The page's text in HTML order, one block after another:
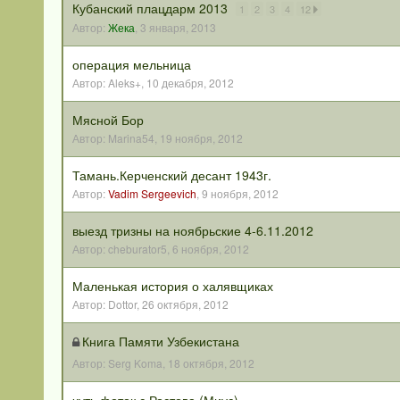
Кубанский плацдарм 2013 1 2 3 4 12
Автор: Жека, 3 января, 2013
операция мельница
Автор:Aleks+, 10 декабря, 2012
Мясной Бор
Автор: Marina54, 19 ноября, 2012
Тамань.Керченский десант 1943г.
Автор:Vadim Sergeevich,9 ноября, 2012
выезд тризны на ноябрьские 4-6.11.2012
Автор: cheburator5, 6 ноября, 2012
Маленькая история о халявщиках
Автор: Dottor,26 октября, 2012
Книга Памяти Узбекистана
Автор: Serg Koma, 18 октября, 2012